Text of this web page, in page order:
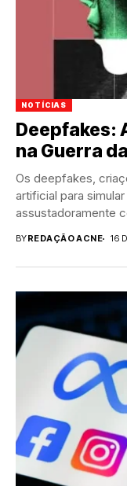
NOTÍCIAS
Deepfakes:
na Guerra
Os deepfakes,
artificial para
assustadoramente
maiores desafios...
BYREDAÇÃO ACNE 16